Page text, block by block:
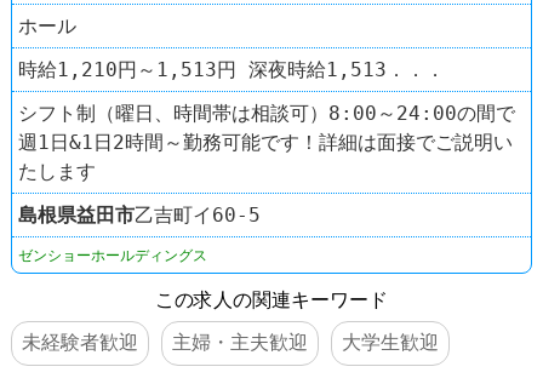
ホール
時給1,210円～1,513円 深夜時給1,513．．．
シフト制（曜日、時間帯は相談可）8:00～24:00の間で
週1日&1日2時間～勤務可能です！詳細は面接でご説明い
たします
島根県益田市乙吉町イ60-5
ゼンショーホールディングス
この求人の関連キーワード
未経験者歓迎
主婦・主夫歓迎 大学生歓迎